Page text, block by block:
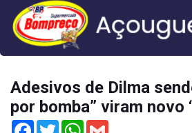
Adesivos de Dilma
por bomba” viram novo
Facebook
TwitterWhatsApp